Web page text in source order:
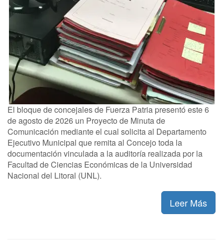
El bloque de concejales de Fuerza Patria presentó este 6
de agosto de 2026 un Proyecto de Minuta de
Comunicación mediante el cual solicita al Departamento
Ejecutivo Municipal que remita al Concejo toda la
documentación vinculada a la auditoría realizada por la
Facultad de Ciencias Económicas de la Universidad
Nacional del Litoral (UNL).
Leer Más